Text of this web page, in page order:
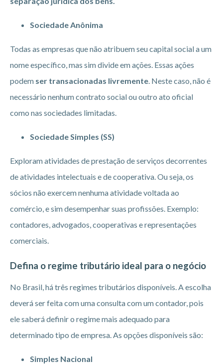
Sociedade Anônima
Todas as empresas que não atribuem seu capital social a um
nome específico, mas sim divide em ações. Essas ações
podem ser transacionadas livremente . Neste caso, não é
necessário nenhum contrato social ou outro ato oficial
como nas sociedades limitadas.
Sociedade Simples (SS)
Exploram atividades de prestação de serviços decorrentes
de atividades intelectuais e de cooperativa. Ou seja, os
sócios não exercem nenhuma atividade voltada ao
comércio, e sim desempenhar suas profissões. Exemplo:
contadores, advogados, cooperativas e representações
comerciais.
Defina o regime tributário ideal para o negócio
No Brasil, há três regimes tributários disponíveis. A escolha
deverá ser feita com uma consulta com um contador, pois
ele saberá definir o regime mais adequado para
determinado tipo de empresa. As opções disponíveis são:
Simples Nacional